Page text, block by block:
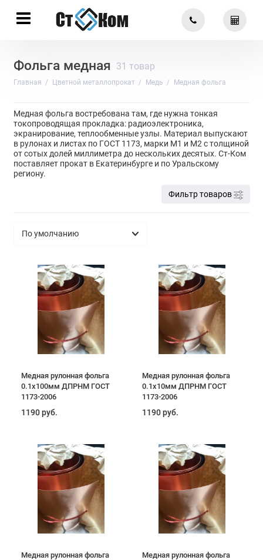
Фольга медная 31 товар
Главная Цветной металлопрокат Медь Медная фольга
Медная фольга востребована там, где нужна тонкая
токопроводящая прокладка: радиоэлектроника,
экранирование, теплообменные узлы. Материал выпускают
в рулонах и листах по ГОСТ 1173, марки М1 и М2 с толщиной
от сотых долей миллиметра до нескольких десятых. Ст-Ком
поставляет прокат в Екатеринбурге и по Уральскому
региону.
Фильтр товаров
Медная рулонная фольга
0.1х100мм ДПРНМ ГОСТ
1173-2006
1190 руб.
Медная рулонная фольга
0.1х10мм ДПРНМ ГОСТ
1173-2006
1190 руб.
Медная рулонная фольга
Медная рулонная фольга